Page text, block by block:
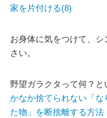
家を片付ける(8)
お身体に気をつけて、
さい。
野望ガラクタって何？
かなか捨てられない「
た物」を断捨離する方法